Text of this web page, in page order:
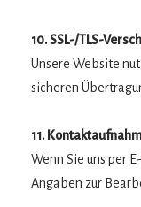
10. SSL-/TLS-
Unsere Website
sicheren
11.
Wenn Sie uns per
Angaben zur